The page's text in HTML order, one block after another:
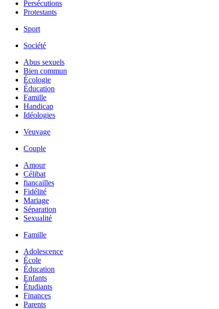
Persécutions
Protestants
Sport
Société
Abus sexuels
Bien commun
Écologie
Éducation
Famille
Handicap
Idéologies
Veuvage
Couple
Amour
Célibat
fiancailles
Fidélité
Mariage
Séparation
Sexualité
Famille
Adolescence
École
Éducation
Enfants
Étudiants
Finances
Parents